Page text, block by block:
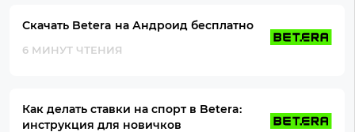
Скачать Betera на Андроид бесплатно
6 МИНУТ ЧТЕНИЯ
Как делать ставки на спорт в Betera:
инструкция для новичков